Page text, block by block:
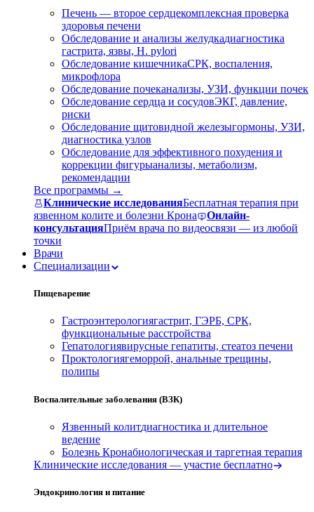
Печень — второе сердцекомплексная проверка
здоровья печени
Обследование и анализы желудкадиагностика
гастрита, язвы, H. pylori
Обследование кишечникаСРК, воспаления,
микрофлора
Обследование почеканализы, УЗИ, функции почек
Обследование сердца и сосудовЭКГ, давление,
риски
Обследование щитовидной железыгормоны, УЗИ,
диагностика узлов
Обследование для эффективного похудения и
коррекции фигурыанализы, метаболизм,
рекомендации
Все программы →
Клинические исследованияБесплатная терапия при
язвенном колите и болезни Крона
Онлайн-
консультацияПриём врача по видеосвязи — из любой
точки
Врачи
Специализации
Пищеварение
Гастроэнтерологиягастрит, ГЭРБ, СРК,
функциональные расстройства
Гепатологиявирусные гепатиты, стеатоз печени
Проктологиягеморрой, анальные трещины,
полипы
Воспалительные заболевания (ВЗК)
Язвенный колитдиагностика и длительное
ведение
Болезнь Кронабиологическая и таргетная терапия
Клинические исследования — участие бесплатно
Эндокринология и питание